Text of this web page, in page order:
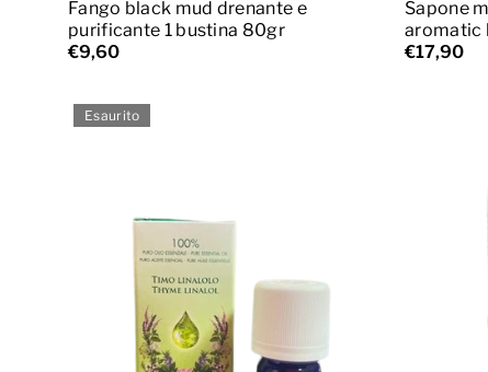
Fango black mud drenante e
purificante 1 bustina 80gr
€9,60
Sapone
aromatic
€17,90
Esaurito